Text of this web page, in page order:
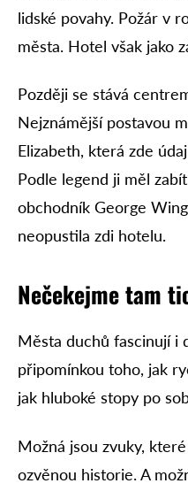
lidské povahy. Požár v
města. Hotel však jako
Později se stává
Nejznámější postavou
Elizabeth, která zde
Podle legend ji měl
obchodník George
neopustila zdi hotelu.
Nečekejme tam
Města duchů fascinují i
připomínkou toho, jak
jak hluboké stopy po
Možná jsou zvuky,
ozvěnou historie. A